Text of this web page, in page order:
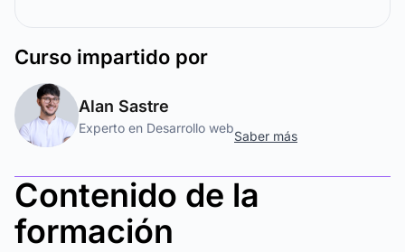
Curso impartido por
Alan Sastre
Experto en Desarrollo web
Saber más
Contenido de la
formación